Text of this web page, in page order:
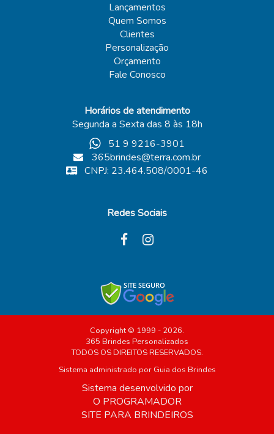
Lançamentos
Quem Somos
Clientes
Personalização
Orçamento
Fale Conosco
Horários de atendimento
Segunda a Sexta das 8 às 18h
51 9 9216-3901
365brindes@terra.com.br
CNPJ: 23.464.508/0001-46
Redes Sociais
Copyright © 1999 - 2026.
365 Brindes Personalizados
TODOS OS DIREITOS RESERVADOS.
Sistema administrado por Guia dos Brindes
Sistema desenvolvido por
O PROGRAMADOR
SITE PARA BRINDEIROS